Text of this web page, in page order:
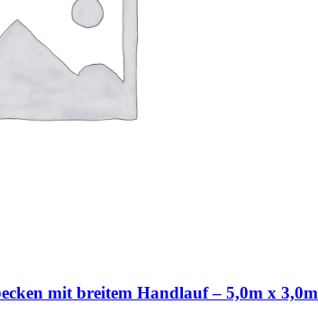
mit breitem Handlauf – 5,0m x 3,0m